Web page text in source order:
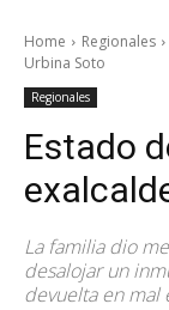
Home Regionales
Urbina Soto
Regionales
Estado
La familia dio
desalojar un
devuelta en mal